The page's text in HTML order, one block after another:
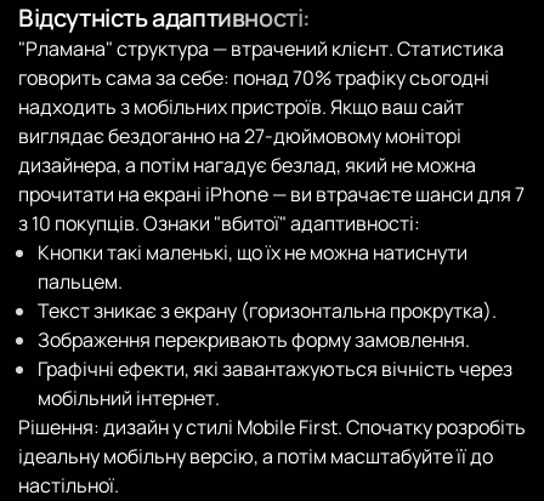
Відсутність адаптивності:
"Pламана" структура — втрачений клієнт. Статистика
говорить сама за себе: понад 70% трафіку сьогодні
надходить з мобільних пристроїв. Якщо ваш сайт
виглядає бездоганно на 27-дюймовому моніторі
дизайнера, а потім нагадує безлад, який не можна
прочитати на екрані iPhone — ви втрачаєте шанси для 7
з 10 покупців. Ознаки "вбитої" адаптивності:
Кнопки такі маленькі, що їх не можна натиснути
пальцем.
Текст зникає з екрану (горизонтальна прокрутка).
Зображення перекривають форму замовлення.
Графічні ефекти, які завантажуються вічність через
мобільний інтернет.
Рішення: дизайн у стилі Mobile First. Спочатку розробіть
ідеальну мобільну версію, а потім масштабуйте її до
настільної.